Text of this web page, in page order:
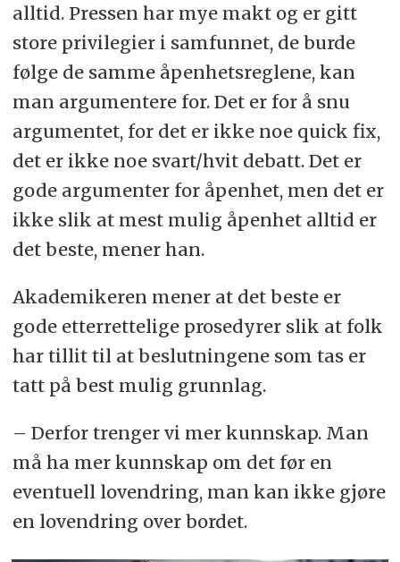
alltid. Pressen har mye makt og er gitt
store privilegier i samfunnet, de burde
følge de samme åpenhetsreglene, kan
man argumentere for. Det er for å snu
argumentet, for det er ikke noe quick fix,
det er ikke noe svart/hvit debatt. Det er
gode argumenter for åpenhet, men det er
ikke slik at mest mulig åpenhet alltid er
det beste, mener han.
Akademikeren mener at det beste er
gode etterrettelige prosedyrer slik at folk
har tillit til at beslutningene som tas er
tatt på best mulig grunnlag.
– Derfor trenger vi mer kunnskap. Man
må ha mer kunnskap om det før en
eventuell lovendring, man kan ikke gjøre
en lovendring over bordet.